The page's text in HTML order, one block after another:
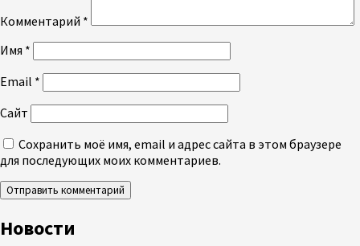
Комментарий *
Имя *
Email *
Сайт
Сохранить моё имя, email и адрес сайта в этом браузере
для последующих моих комментариев.
Новости